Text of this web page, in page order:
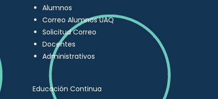
Alumnos
Correo Alumnos UAQ
Solicitud Correo
Docentes
Administrativos
Educación Continua